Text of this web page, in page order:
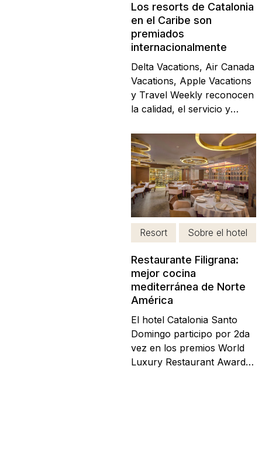
Los resorts de Catalonia
en el Caribe son
premiados
internacionalmente
Delta Vacations, Air Canada
Vacations, Apple Vacations
y Travel Weekly reconocen
la calidad, el servicio y
de Catalonia Hotels &
Resorts en México y
República Dominicana. Los
resorts de Catalonia Hotels
han sido premiados a nivel
internacional, por cuatro
referencias...
Resort
Sobre el hotel
Restaurante Filigrana:
mejor cocina
mediterránea de Norte
América
El hotel Catalonia Santo
Domingo participo por 2da
vez en los premios World
Luxury Restaurant Awards,